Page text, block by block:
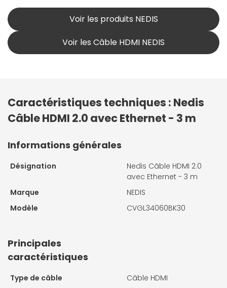
Voir les produits NEDIS
Voir les Câble HDMI NEDIS
Caractéristiques techniques : Nedis
Câble HDMI 2.0 avec Ethernet - 3 m
Informations générales
Désignation
Nedis Câble HDMI 2.0
avec Ethernet - 3 m
Marque
NEDIS
Modèle
CVGL34060BK30
Principales
caractéristiques
Type de câble
Câble HDMI